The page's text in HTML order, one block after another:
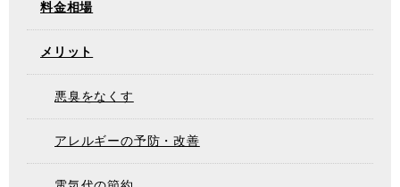
料金相場
メリット
悪臭をなくす
アレルギーの予防・改善